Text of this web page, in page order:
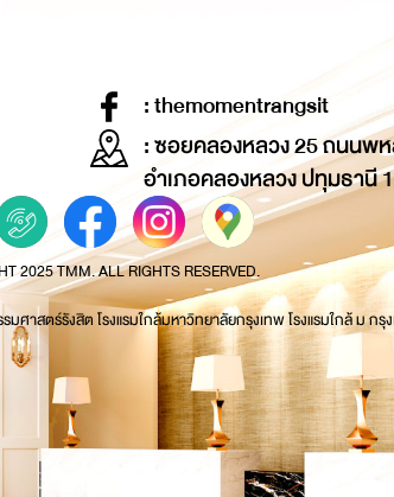
: themomentrangsit
: ซอยคลองหลวง 25 ถนนพ
อำเภอคลองหลวง ปทุมธานี
2025 TMM. ALL RIGHTS RESERVED.
ศาสตร์รังสิต โรงแรมใกล้มหาวิทยาลัยกรุงเทพ โรงแรมใกล้ ม กรุ